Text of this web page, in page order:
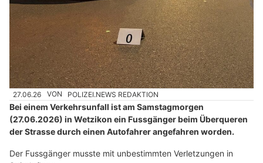
27.06.26 VON POLIZEI.NEWS REDAKTION
Bei einem Verkehrsunfall ist am Samstagmorgen
(27.06.2026) in Wetzikon ein Fussgänger beim Überqueren
der Strasse durch einen Autofahrer angefahren worden.
Der Fussgänger musste mit unbestimmten Verletzungen in